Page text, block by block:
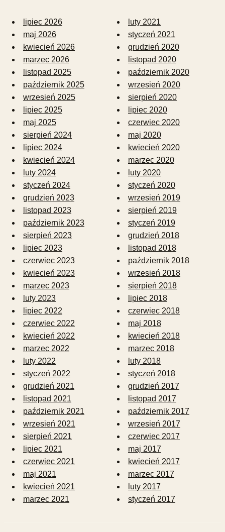
lipiec 2026
maj 2026
kwiecień 2026
marzec 2026
listopad 2025
październik 2025
wrzesień 2025
lipiec 2025
maj 2025
sierpień 2024
lipiec 2024
kwiecień 2024
luty 2024
styczeń 2024
grudzień 2023
listopad 2023
październik 2023
sierpień 2023
lipiec 2023
czerwiec 2023
kwiecień 2023
marzec 2023
luty 2023
lipiec 2022
czerwiec 2022
kwiecień 2022
marzec 2022
luty 2022
styczeń 2022
grudzień 2021
listopad 2021
październik 2021
wrzesień 2021
sierpień 2021
lipiec 2021
czerwiec 2021
maj 2021
kwiecień 2021
marzec 2021
luty 2021
styczeń 2021
grudzień 2020
listopad 2020
październik 2020
wrzesień 2020
sierpień 2020
lipiec 2020
czerwiec 2020
maj 2020
kwiecień 2020
marzec 2020
luty 2020
styczeń 2020
wrzesień 2019
sierpień 2019
styczeń 2019
grudzień 2018
listopad 2018
październik 2018
wrzesień 2018
sierpień 2018
lipiec 2018
czerwiec 2018
maj 2018
kwiecień 2018
marzec 2018
luty 2018
styczeń 2018
grudzień 2017
listopad 2017
październik 2017
wrzesień 2017
czerwiec 2017
maj 2017
kwiecień 2017
marzec 2017
luty 2017
styczeń 2017